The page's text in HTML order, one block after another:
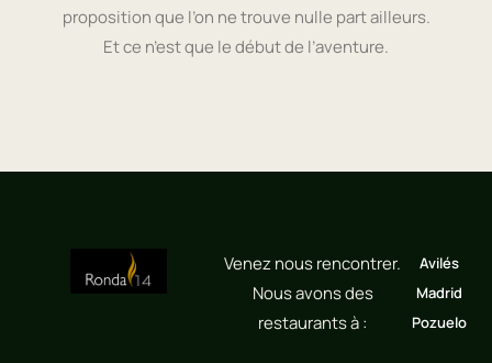
proposition que l’on ne trouve nulle part ailleurs.
Et ce n’est que le début de l’aventure.
Venez nous rencontrer.
Nous avons des
restaurants à :
Avilés
Madrid
Pozuelo